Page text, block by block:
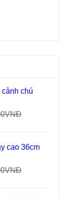
chú
VNĐ
cao 36cm
VNĐ